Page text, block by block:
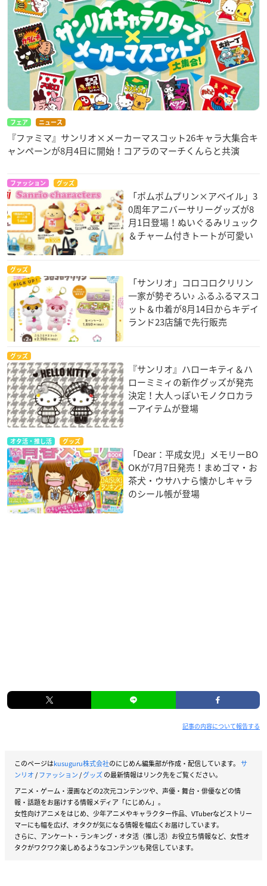
フェア ニュース
『ファミマ』サンリオ×メーカーマスコット26キャラ大集合キ
ャンペーンが8月4日に開始！コアラのマーチくんらと共演
ファッション グッズ
「ポムポムプリン×アベイル」3
0周年アニバーサリーグッズが8
月1日登場！ぬいぐるみリュック
＆チャーム付きトートが可愛い
グッズ
「サンリオ」コロコロクリリン
一家が勢ぞろい♪ ふるふるマスコ
ット＆巾着が8月14日からキデイ
ランド23店舗で先行販売
グッズ
『サンリオ』ハローキティ＆ハ
ローミミィの新作グッズが発売
決定！大人っぽいモノクロカラ
ーアイテムが登場
オタ活・推し活 グッズ
「Dear：平成女児」メモリーBO
OKが7月7日発売！まめゴマ・お
茶犬・ウサハナら懐かしキャラ
のシール帳が登場
記事の内容について報告する
このページはkusuguru株式会社のにじめん編集部が作成・配信しています。 サ
ンリオ/ファッション/グッズの最新情報はリンク先をご覧ください。
アニメ・ゲーム・漫画などの2次元コンテンツや、声優・舞台・俳優などの情
報・話題をお届けする情報メディア「にじめん」。
女性向けアニメをはじめ、少年アニメやキャラクター作品、VTuberなどストリー
マーにも幅を広げ、オタクが気になる情報を幅広くお届けしています。
さらに、アンケート・ランキング・オタ活（推し活）お役立ち情報など、女性オ
タクがワクワク楽しめるようなコンテンツも発信しています。